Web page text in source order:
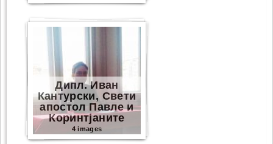
Дипл. Иван
Кантурски, Свети
апостол Павле и
Коринтјаните
4 images